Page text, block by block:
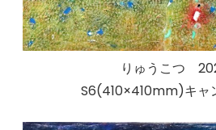
りゅうこつ
S6(410×410mm)キャ